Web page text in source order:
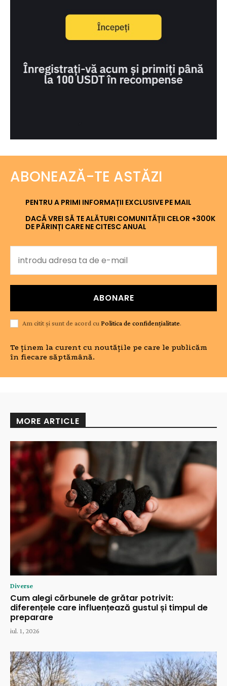
ABONEAZĂ-TE ASTĂZI
PENTRU A PRIMI INFORMAȚII EXCLUSIVE PE MAIL
DACĂ VREI SĂ TE ALĂTURI COMUNITĂȚII CELOR +300K
DE PĂRINȚI CARE NE CITESC ANUAL
ABONARE
Am citit și sunt de acord cu Politica de confidențialitate.
Te ținem la curent cu noutățile pe care le publicăm
în fiecare săptămână.
MORE ARTICLE
Diverse
Cum alegi cărbunele de grătar potrivit:
diferențele care influențează gustul și timpul de
preparare
iul. 1, 2026